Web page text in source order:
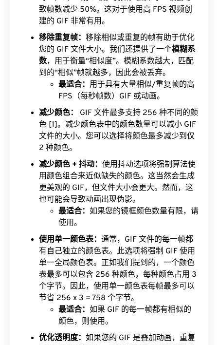
致帧数减少 50%。这对于使用高 FPS 视频创
建的 GIF 非常有用。
移除重复帧： 移除相似或重复的帧有助于优化
您的 GIF 文件大小。我们还提供了一个模糊系
数，用于衡量“相似度”。模糊系数越大，匹配
到的“相似”帧就越多，因此会被丢弃。
最适合： 用于具有大量相似/重复帧的高
FPS（每秒帧数）GIF 或动画。
减少颜色：
GIF 文件最多支持 256 种不同的颜
色 [1]。减少颜色表中的颜色数量可以减小 GIF
文件的大小。您可以选择将颜色最多减少到仅
2 种颜色。
减少颜色 + 抖动： 使用抖动选项将强制算法使
用颜色组合来近似缺失的颜色。这当然会生成
更美观的 GIF，但文件大小会更大。然而，这
也可能会导致动画出现伪影。
最适合： 如果您的镜框颜色数量有限，请
使用。
使用单一颜色表： 通常，GIF 文件的每一帧都
有自己独立的颜色表。此选项将强制 GIF 使用
单一全局颜色表。正如我们提到的，一个颜色
表最多可以包含 256 种颜色，每种颜色占用 3
个字节。因此，使用单一颜色表每帧最多可以
节省 256 x 3 = 758 个字节。
最适合： 如果 GIF 的每一帧都有相似的
颜色，则使用。
优化透明度： 如果您的 GIF 是叠加动画，重复